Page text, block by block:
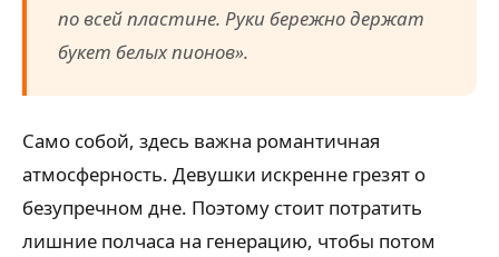
по всей пластине. Руки бережно держат
букет белых пионов».
Само собой, здесь важна романтичная
атмосферность. Девушки искренне грезят о
безупречном дне. Поэтому стоит потратить
лишние полчаса на генерацию, чтобы потом